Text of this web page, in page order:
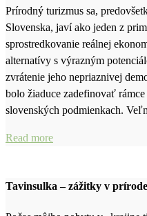
Prírodný turizmus sa,
Slovenska, javí ako jeden z
sprostredkovanie reálnej
alternatívy s výrazným
zvrátenie jeho nepriaznivej
bolo žiaduce zadefinovať
slovenských podmienkach.
Read more
Tavinsulka – zážitky v